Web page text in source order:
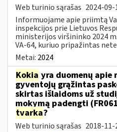
Web turinio sąrašas 2024-09-
Informuojame apie priimtą
inspekcijos prie Lietuvos
ministerijos viršininko 2024
VA-64, kuriuo pripažintas
Metai: 2024
Kokia yra duomenų
gyventojų grąžintas
skirtas išlaidoms už
mokymą padengti
tvarka?
Web turinio sąrašas 2018-11-